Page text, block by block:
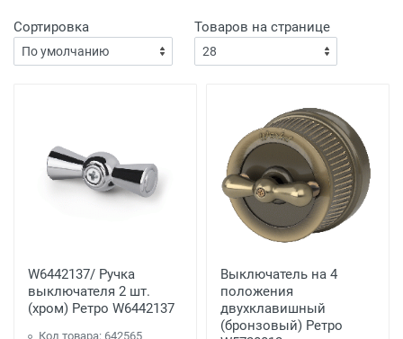
Сортировка Товаров на странице
W6442137/ Ручка
выключателя 2 шт.
(хром) Ретро W6442137
Код товара: 642565
Выключатель на 4
положения
двухклавишный
(бронзовый) Ретро